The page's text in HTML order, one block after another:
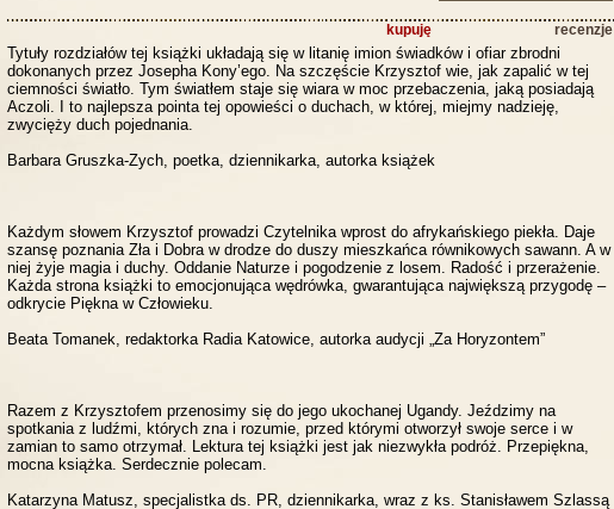
kupuję recenzje
Tytuły rozdziałów tej książki układają się w litanię imion świadków i ofiar zbrodni
dokonanych przez Josepha Kony’ego. Na szczęście Krzysztof wie, jak zapalić w tej
ciemności światło. Tym światłem staje się wiara w moc przebaczenia, jaką posiadają
Aczoli. I to najlepsza pointa tej opowieści o duchach, w której, miejmy nadzieję,
zwycięży duch pojednania.
Barbara Gruszka-Zych, poetka, dziennikarka, autorka książek
Każdym słowem Krzysztof prowadzi Czytelnika wprost do afrykańskiego piekła. Daje
szansę poznania Zła i Dobra w drodze do duszy mieszkańca równikowych sawann. A w
niej żyje magia i duchy. Oddanie Naturze i pogodzenie z losem. Radość i przerażenie.
Każda strona książki to emocjonująca wędrówka, gwarantująca największą przygodę –
odkrycie Piękna w Człowieku.
Beata Tomanek, redaktorka Radia Katowice, autorka audycji „Za Horyzontem”
Razem z Krzysztofem przenosimy się do jego ukochanej Ugandy. Jeździmy na
spotkania z ludźmi, których zna i rozumie, przed którymi otworzył swoje serce i w
zamian to samo otrzymał. Lektura tej książki jest jak niezwykła podróż. Przepiękna,
mocna książka. Serdecznie polecam.
Katarzyna Matusz, specjalistka ds. PR, dziennikarka, wraz z ks. Stanisławem Szlassą